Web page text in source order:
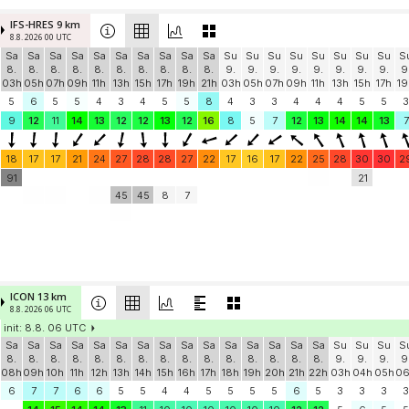
IFS-HRES 9 km
8.8. 2026 00 UTC
Sa
8.
03h
Sa
8.
05h
Sa
8.
07h
Sa
8.
09h
Sa
8.
11h
Sa
8.
13h
Sa
8.
15h
Sa
8.
17h
Sa
8.
19h
Sa
8.
21h
Su
9.
03h
Su
9.
05h
Su
9.
07h
Su
9.
09h
Su
9.
11h
Su
9.
13h
Su
9.
15h
Su
9.
17h
5
6 5 5 4 3 4 5 5 8 4 3 3 4 4 4 5 5
3
9
12 11 14 13 12 12 13 12 16 8 5 7 12 13 14 14 13 7
18 17 17 21 24 27 28 28 27 22 17 16 17 22 25 28 30 30
91
45
45 8 7
21
ICON 13 km
8.8. 2026 06 UTC
init: 8.8. 06 UTC
Sa
8.
08h
Sa
8.
09h
Sa
8.
10h
Sa
8.
11h
Sa
8.
12h
Sa
8.
13h
Sa
8.
14h
Sa
8.
15h
Sa
8.
16h
Sa
8.
17h
Sa
8.
18h
Sa
8.
19h
Sa
8.
20h
Sa
8.
21h
Sa
8.
22h
Su
9.
03h
Su
9.
04h
Su
9.
05h
6
7 7 6 6 5 5 4 4 5 5 5 5 6 5 3 3 3
3